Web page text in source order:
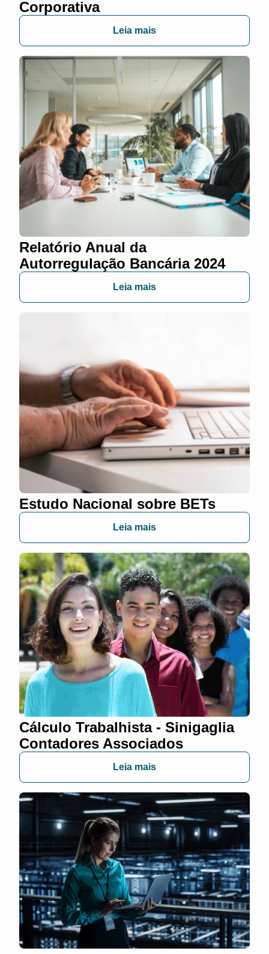
Corporativa
Leia mais
Relatório Anual da
Autorregulação Bancária 2024
Leia mais
Estudo Nacional sobre BETs
Leia mais
Cálculo Trabalhista - Sinigaglia
Contadores Associados
Leia mais